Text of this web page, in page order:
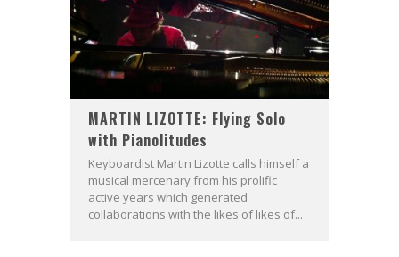
MARTIN LIZOTTE: Flying Solo
with Pianolitudes
Keyboardist Martin Lizotte calls himself a
musical mercenary from his prolific
active years which generated
collaborations with the likes of likes of...